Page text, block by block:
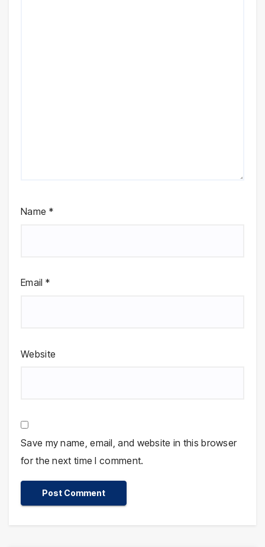
Name *
Email *
Website
Save my name, email, and website in this browser
for the next time I comment.